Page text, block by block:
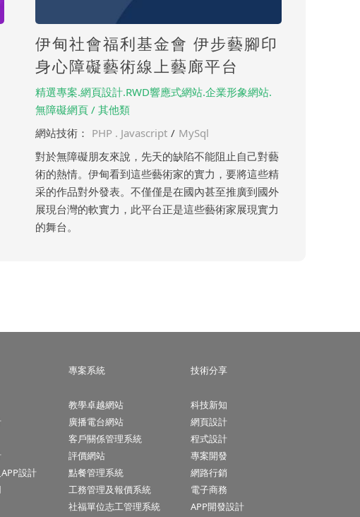
伊甸社會福利基金會 伊步藝腳印
身心障礙藝術線上藝廊平台
精選專案.網頁設計.RWD響應式網站.企業形象網站.
無障礙網頁 / 其他類
網站技術： PHP . Javascript / MySql
對於無障礙朋友來說，先天的缺陷不能阻止自己對藝
術的熱情。伊甸看到這些藝術家的實力，要將這些精
采的作品對外發表。不僅僅是在國內甚至推廣到國外
展現台灣的軟實力，此平台正是這些藝術家展現實力
的舞台。
設計
專案系統
教學卓越網站
廣播電台網站
客戶關係管理系統
評價網站
點餐管理系統
工務管理及報價系統
社福單位志工管理系統
技術分享
科技新知
網頁設計
程式設計
專案開發
網路行銷
電子商務
APP開發設計